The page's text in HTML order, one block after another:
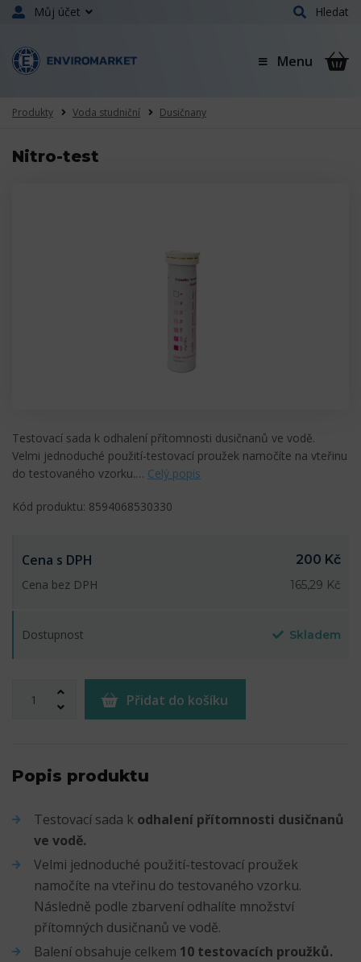
Hledat
Můj účet
Menu
Produkty Voda studniční Dusičnany
Nitro-test
Testovací sada k odhalení přítomnosti dusičnanů ve vodě.
Velmi jednoduché použití-testovací proužek namočíte na vteřinu
do testovaného vzorku.… Celý popis
Kód produktu: 8594068530330
Cena s DPH
200 Kč
Cena bez DPH
165,29 Kč
Dostupnost Skladem
Přidat do košíku
Popis produktu
Testovací sada k odhalení přítomnosti dusičnanů
ve vodě.
Velmi jednoduché použití-testovací proužek
namočíte na vteřinu do testovaného vzorku.
Následně podle zbarvení odhalíte množství
přítomných dusičnanů ve vodě.
Balení obsahuje celkem 10 testovacích proužků.